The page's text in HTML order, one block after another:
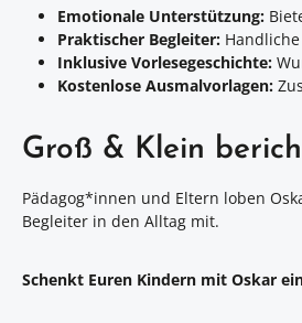
Emotionale Unterstützung:
Praktischer Begleiter:
Inklusive Vorlesegeschichte:
Kostenlose Ausmalvorlagen:
Groß & Klein
Pädagog*innen und Eltern loben
Begleiter in den Alltag mit.
Schenkt Euren Kindern mit Oskar